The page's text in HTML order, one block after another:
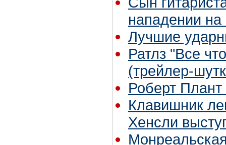
нападении на
Лучшие
Ратлз "Все
(трейлер-
Роберт
Клавишник
Хенсли